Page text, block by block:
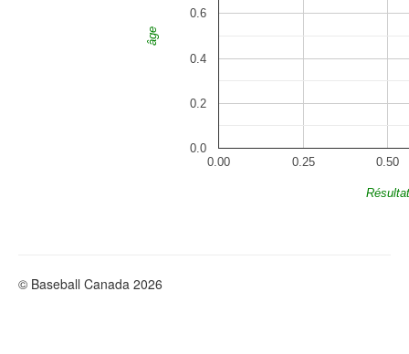
0.00 0.25 0.50
0.0
0.2
0.4
0.6
âge
© Baseball Canada 2026